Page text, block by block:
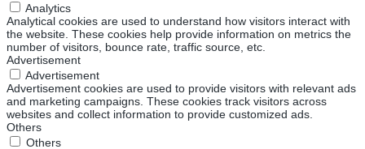
Analytics
Analytical cookies are used to understand how visitors interact with
the website. These cookies help provide information on metrics the
number of visitors, bounce rate, traffic source, etc.
Advertisement
Advertisement
Advertisement cookies are used to provide visitors with relevant ads
and marketing campaigns. These cookies track visitors across
websites and collect information to provide customized ads.
Others
Others